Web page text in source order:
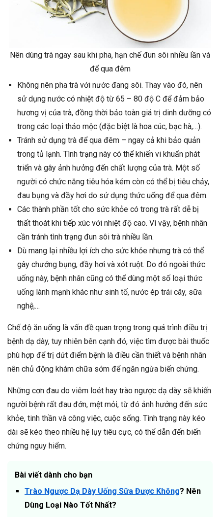
Nên dùng trà ngay sau khi pha, hạn chế đun sôi nhiều lần và
để qua đêm
Không nên pha trà với nước đang sôi. Thay vào đó, nên
sử dụng nước có nhiệt độ từ 65 – 80 độ C để đảm bảo
hương vị của trà, đồng thời bảo toàn giá trị dinh dưỡng có
trong các loại thảo mộc (đặc biệt là hoa cúc, bạc hà,…).
Tránh sử dụng trà để qua đêm – ngay cả khi bảo quản
trong tủ lạnh. Tình trạng này có thể khiến vi khuẩn phát
triển và gây ảnh hưởng đến chất lượng của trà. Một số
người có chức năng tiêu hóa kém còn có thể bị tiêu chảy,
đau bụng và đầy hơi do sử dụng thức uống để qua đêm.
Các thành phần tốt cho sức khỏe có trong trà rất dễ bị
thất thoát khi tiếp xúc với nhiệt độ cao. Vì vậy, bệnh nhân
cần tránh tình trạng đun sôi trà nhiều lần.
Dù mang lại nhiều lợi ích cho sức khỏe nhưng trà có thể
gây chướng bụng, đầy hơi và xót ruột. Do đó ngoài thức
uống này, bệnh nhân cũng có thể dùng một số loại thức
uống lành mạnh khác như sinh tố, nước ép trái cây, sữa
nghệ,…
Chế độ ăn uống là vấn đề quan trọng trong quá trình điều trị
bệnh dạ dày, tuy nhiên bên cạnh đó, việc tìm được bài thuốc
phù hợp để trị dứt điểm bệnh là điều cần thiết và bệnh nhân
nên chủ động khám chữa sớm để ngăn ngừa biến chứng.
Những cơn đau do viêm loét hay trào ngược dạ dày sẽ khiến
người bệnh rất đau đớn, mệt mỏi, từ đó ảnh hưởng đến sức
khỏe, tinh thần và công việc, cuộc sống. Tình trạng này kéo
dài sẽ kéo theo nhiều hệ lụy tiêu cực, có thể dẫn đến biến
chứng nguy hiểm.
Bài viết dành cho bạn
Trào Ngược Dạ Dày Uống Sữa Được Không? Nên
Dùng Loại Nào Tốt Nhất?